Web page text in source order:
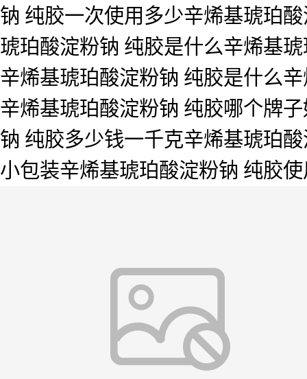
钠 纯胶一次使用多少辛烯基琥珀
琥珀酸淀粉钠 纯胶是什么辛烯基
辛烯基琥珀酸淀粉钠 纯胶是什么
辛烯基琥珀酸淀粉钠 纯胶哪个牌
钠 纯胶多少钱一千克辛烯基琥珀
小包装辛烯基琥珀酸淀粉钠 纯胶